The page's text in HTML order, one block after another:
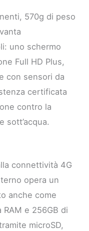
570g di peso
uno schermo
Full HD Plus,
con sensori da
certificata
contro la
sott’acqua.
connettività 4G
opera un
anche come
RAM e 256GB di
microSD,